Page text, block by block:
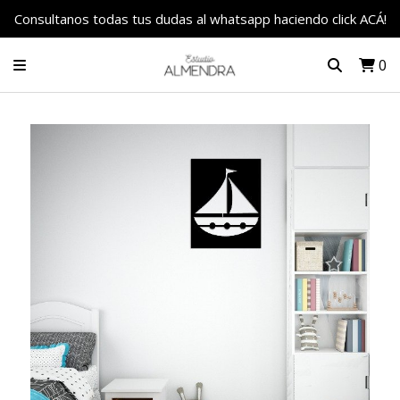
Consultanos todas tus dudas al whatsapp haciendo click ACÁ!
0